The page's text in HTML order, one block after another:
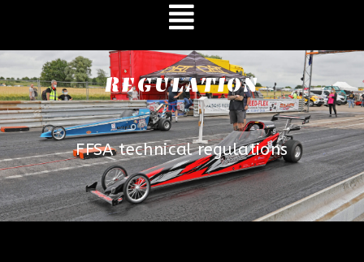
REGULATION
FFSA technical regulations